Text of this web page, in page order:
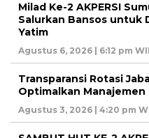
Milad Ke-2 AKPERSI
Salurkan Bansos untuk
Yatim
Agustus 6, 2026 | 6:12 pm
Transparansi Rotasi
Optimalkan Manajemen
Agustus 3, 2026 | 4:20 pm